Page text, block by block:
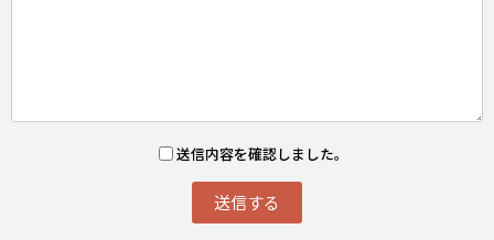
送信内容を確認しました。